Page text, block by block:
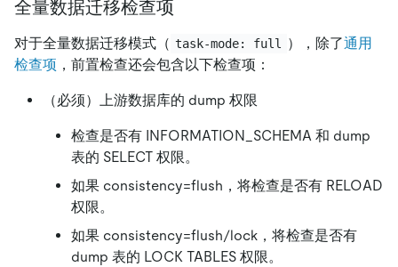
全量数据迁移检查项
对于全量数据迁移模式（ task-mode: full ），除了通用
检查项 ，前置检查还会包含以下检查项：
（必须）上游数据库的 dump 权限
检查是否有 INFORMATION_SCHEMA 和 dump
表的 SELECT 权限。
如果 consistency=flush，将检查是否有 RELOAD
权限。
如果 consistency=flush/lock，将检查是否有
dump 表的 LOCK TABLES 权限。